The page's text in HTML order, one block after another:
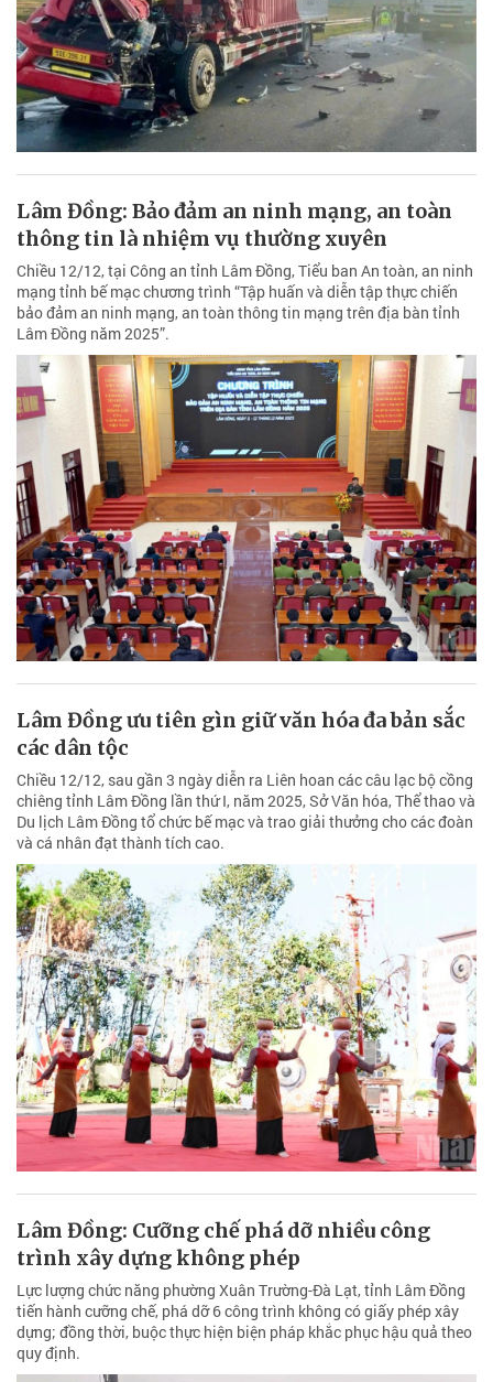
Lâm Đồng: Bảo đảm an ninh mạng, an toàn
thông tin là nhiệm vụ thường xuyên
Chiều 12/12, tại Công an tỉnh Lâm Đồng, Tiểu ban An toàn, an ninh
mạng tỉnh bế mạc chương trình “Tập huấn và diễn tập thực chiến
bảo đảm an ninh mạng, an toàn thông tin mạng trên địa bàn tỉnh
Lâm Đồng năm 2025”.
Lâm Đồng ưu tiên gìn giữ văn hóa đa bản sắc
các dân tộc
Chiều 12/12, sau gần 3 ngày diễn ra Liên hoan các câu lạc bộ cồng
chiêng tỉnh Lâm Đồng lần thứ I, năm 2025, Sở Văn hóa, Thể thao và
Du lịch Lâm Đồng tổ chức bế mạc và trao giải thưởng cho các đoàn
và cá nhân đạt thành tích cao.
Lâm Đồng: Cưỡng chế phá dỡ nhiều công
trình xây dựng không phép
Lực lượng chức năng phường Xuân Trường-Đà Lạt, tỉnh Lâm Đồng
tiến hành cưỡng chế, phá dỡ 6 công trình không có giấy phép xây
dựng; đồng thời, buộc thực hiện biện pháp khắc phục hậu quả theo
quy định.